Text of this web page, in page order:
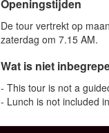
Openingstijden
De tour vertrekt op
zaterdag om 7.15 AM.
Wat is niet
- This tour is not a
- Lunch is not included